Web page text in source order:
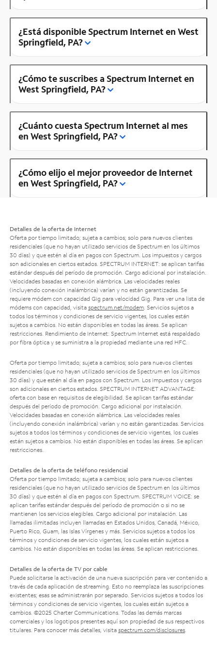
¿Está disponible Spectrum Internet en West
Springfield, PA?
¿Cómo te suscribes a Spectrum Internet en
West Springfield, PA?
¿Cuánto cuesta Spectrum Internet al mes
en West Springfield, PA?
¿Cómo elijo el mejor proveedor de Internet
en West Springfield, PA?
Detalles de la oferta de Internet
Oferta por tiempo limitado; sujeta a cambios; solo para nuevos clientes
residenciales (que no hayan utilizado servicios de Spectrum en los últimos
30 días) y que estén al día en pagos con Spectrum. Los impuestos y cargos
son adicionales en ciertos estados. SPECTRUM INTERNET: se aplican tarifas
estándar después del período de promoción. Cargo adicional por instalación.
Velocidades basadas en conexión alámbrica. Las velocidades reales
(incluyendo conexión inalámbrica) varían y no están garantizadas. Se
requiere módem con capacidad Gig para velocidad Gig. Para ver una lista de
módems con capacidad, visita spectrum.net/modem . Servicios sujetos a
todos los términos y condiciones de servicio vigentes, los cuales están
sujetos a cambios. No están disponibles en todas las áreas. Se aplican
restricciones. Rendimiento de Internet: Spectrum Internet está respaldado
por fibra óptica y se suministra a la propiedad mediante una red HFC.
Oferta por tiempo limitado; sujeta a cambios; solo para nuevos clientes
residenciales (que no hayan utilizado servicios de Spectrum en los últimos
30 días) y que estén al día en pagos con Spectrum. Los impuestos y cargos
son adicionales en ciertos estados. SPECTRUM INTERNET ADVANTAGE:
oferta con base en requisitos de elegibilidad. Se aplican tarifas estándar
después del período de promoción. Cargo adicional por instalación.
Velocidades basadas en conexión alámbrica. Las velocidades reales
(incluyendo conexión inalámbrica) varían y no están garantizadas. Servicios
sujetos a todos los términos y condiciones de servicio vigentes, los cuales
están sujetos a cambios. No están disponibles en todas las áreas. Se aplican
restricciones.
Detalles de la oferta de teléfono residencial
Oferta por tiempo limitado; sujeta a cambios; solo para nuevos clientes
residenciales (que no hayan utilizado servicios de Spectrum en los últimos
30 días) y que estén al día en pagos con Spectrum. SPECTRUM VOICE: se
aplican tarifas estándar después del período de promoción o si no se
mantienen los servicios elegibles. Cargo adicional por instalación. Las
llamadas ilimitadas incluyen llamadas en Estados Unidos, Canadá, México,
Puerto Rico, Guam, las Islas Vírgenes y más. Servicios sujetos a todos los
términos y condiciones de servicio vigentes, los cuales están sujetos a
cambios. No están disponibles en todas las áreas. Se aplican restricciones.
Detalles de la oferta de TV por cable
Puede solicitarse la activación de una nueva suscripción para ver contenido a
través de cada aplicación de streaming. Esto no reemplaza las suscripciones
existentes; esas se administrarán por separado. Servicios sujetos a todos los
términos y condiciones de servicio vigentes, los cuales están sujetos a
cambios. ©2025 Charter Communications. Todas las demás marcas
comerciales y los logotipos presentes aquí son propiedad de sus respectivos
titulares. Para conocer más detalles, visita spectrum.com/disclosures